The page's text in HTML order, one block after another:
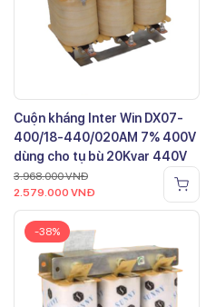
Cuộn kháng Inter Win DX07-
400/18-440/020AM 7% 400V
dùng cho tụ bù 20Kvar 440V
3.968.000VNĐ
2.579.000 VNĐ
-38%